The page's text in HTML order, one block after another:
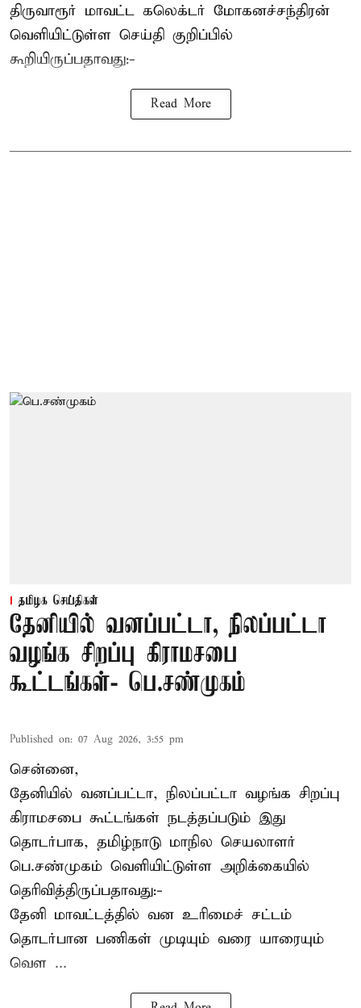
திருவாரூர் மாவட்ட கலெக்டர் மோகனச்சந்திரன்
வெளியிட்டுள்ள செய்தி குறிப்பில்
கூறியிருப்பதாவது:-
Read More
தமிழக செய்திகள்
தேனியில் வனப்பட்டா, நிலப்பட்டா
வழங்க சிறப்பு கிராமசபை
கூட்டங்கள்- பெ.சண்முகம்
Published on: 07 Aug 2026, 3:55 pm
சென்னை,
தேனியில் வனப்பட்டா, நிலப்பட்டா வழங்க சிறப்பு
கிராமசபை கூட்டங்கள் நடத்தப்படும் இது
தொடர்பாக, தமிழ்நாடு மாநில செயலாளர்
பெ.சண்முகம் வெளியிட்டுள்ள அறிக்கையில்
தெரிவித்திருப்பதாவது:-
தேனி மாவட்டத்தில் வன உரிமைச் சட்டம்
தொடர்பான பணிகள் முடியும் வரை யாரையும்
வெள ...